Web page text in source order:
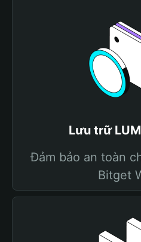
Lưu trữ
Đảm bảo an toàn
Bitget